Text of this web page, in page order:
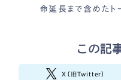
命延長まで含めたト
この記
X（旧Twitter）